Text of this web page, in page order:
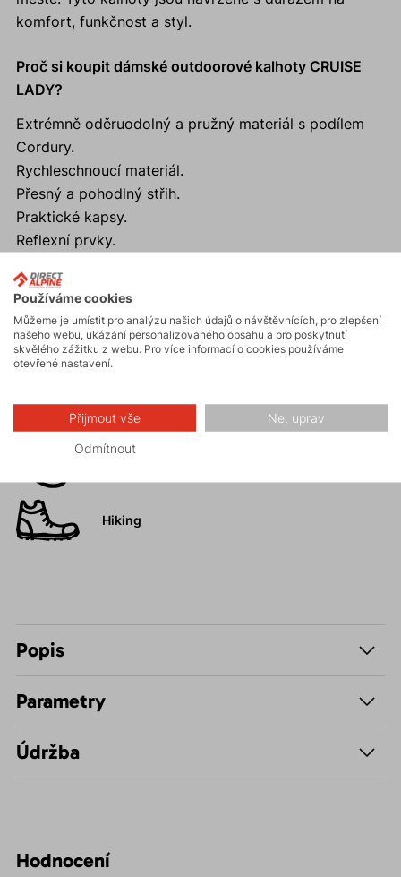
komfort, funkčnost a styl.
Proč si koupit dámské outdoorové kalhoty CRUISE
LADY?
Extrémně oděruodolný a pružný materiál s podílem
Cordury.
Rychleschnoucí materiál.
Přesný a pohodlný střih.
Praktické kapsy.
Reflexní prvky.
Aktivity
Skalní lezení a
Hiking
Popis
Parametry
Údržba
Hodnocení
Používáme cookies
Můžeme je umístit pro analýzu našich údajů o návštěvnících, pro zlepšení
našeho webu, ukázání personalizovaného obsahu a pro poskytnutí
skvělého zážitku z webu. Pro více informací o cookies používáme
otevřené nastavení.
Přijmout vše Ne, uprav
Odmítnout